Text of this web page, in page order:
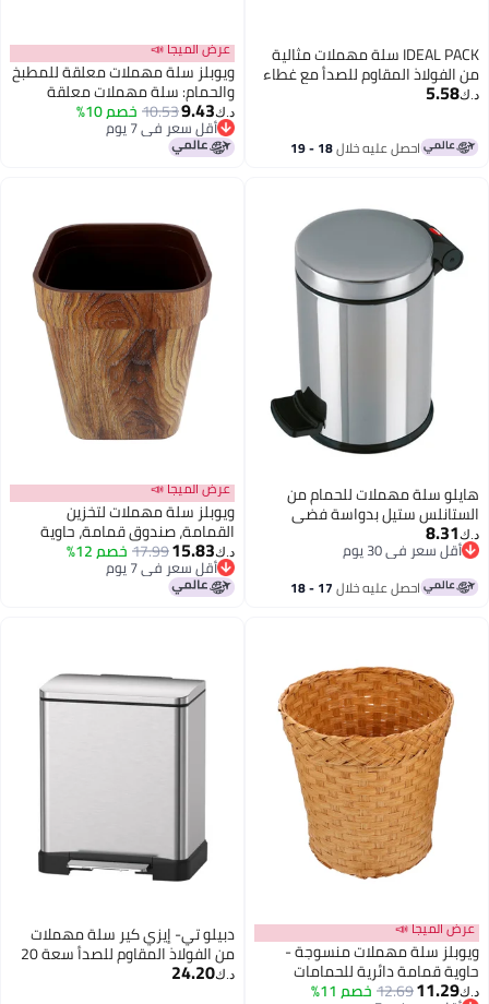
IDEAL PACK سلة مهملات مثالية
من الفولاذ المقاوم للصدأ مع غطاء
- 12 لتر | سلة نفايات مدمجة
المكتب | تصميم صحي وعصري
د.ك‏5.58
احصل عليه خلال 18 - 19
عرض الميجا 📣
ويوبلز سلة مهملات معلقة للمطبخ
والحمام: سلة مهملات معلقة
للمطبخ، سلة مهملات جانبية
للمكتب، سلة مهملات تحت حوض
المطبخ والحمام، سلة إعادة تدوير
د.ك‏9.43
10.53خصم 10%
أقل سعر في 7 يوم
أقل سعر في 7 يوم
هايلو سلة مهملات للحمام من
الستانلس ستيل بدواسة فضي
4لترات
د.ك‏8.31
أقل سعر في 30 يوم
أقل سعر في 30 يوم
احصل عليه خلال 17 - 18
عرض الميجا 📣
ويوبلز سلة مهملات لتخزين
القمامة، صندوق قمامة، حاوية
قمامة، صندوق قمامة خشبي، سلة
ورق تواليت للحمام، غرفة النوم،
المطبخ، المكتب المنزلي، سلة
د.ك‏15.83
17.99خصم 12%
أقل سعر في 7 يوم
أقل سعر في 7 يوم
عرض الميجا 📣
ويوبلز سلة مهملات منسوجة -
حاوية قمامة دائرية للحمامات
والمطابخ والمكاتب المنزلية والحرف
د.ك‏11.29
12.69خصم 11%
دبيلو تي- إيزي كير سلة مهملات
من الفولاذ المقاوم للصدأ سعة 20
لترًا - دلو بلاستيكي قابل للإزالة،
د.ك‏24.20